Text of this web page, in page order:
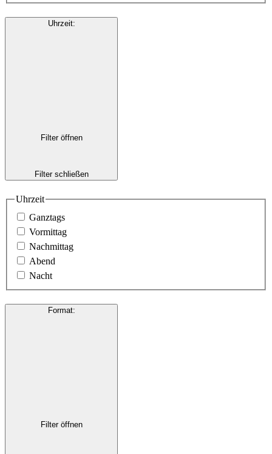
Uhrzeit:
Filter öffnen
Filter schließen
Uhrzeit
Ganztags
Vormittag
Nachmittag
Abend
Nacht
Format:
Filter öffnen